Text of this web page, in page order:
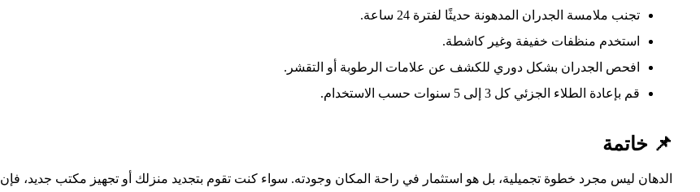
تجنب ملامسة الجدران المدهونة حديثًا لفترة 24 ساعة.
استخدم منظفات خفيفة وغير كاشطة.
افحص الجدران بشكل دوري للكشف عن علامات الرطوبة أو التقشر.
قم بإعادة الطلاء الجزئي كل 3 إلى 5 سنوات حسب الاستخدام.
📌 خاتمة
الدهان ليس مجرد خطوة تجميلية، بل هو استثمار في راحة المكان وجودته. سواء كنت تقوم بتجديد منزلك أو تجهيز مكتب جديد، فإن